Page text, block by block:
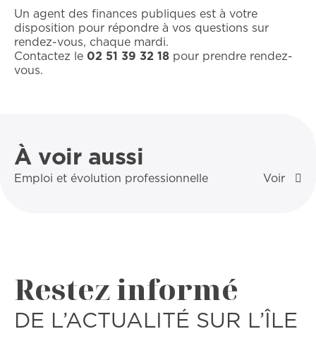
Un agent des finances publiques est à votre
disposition pour répondre à vos questions sur
rendez-vous, chaque mardi.
Contactez le 02 51 39 32 18 pour prendre rendez-
vous.
À voir aussi
Emploi et évolution professionnelle
Restez informé
DE L’ACTUALITÉ SUR L’ÎLE